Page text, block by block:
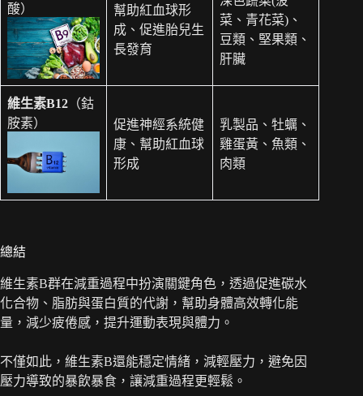
酸）
幫助紅血球形
成、促進胎兒生
長發育
菜、青花菜)、
豆類、堅果類、
肝臟
維生素B12 （鈷
胺素）
促進神經系統健
康、幫助紅血球
形成
乳製品、牡蠣、
雞蛋黃、魚類、
肉類
總結
維生素B群在減重過程中扮演關鍵角色，透過促進碳水
化合物、脂肪與蛋白質的代謝，幫助身體高效轉化能
量，減少疲倦感，提升運動表現與體力。
不僅如此，維生素B還能穩定情緒，減輕壓力，避免因
壓力導致的暴飲暴食，讓減重過程更輕鬆。